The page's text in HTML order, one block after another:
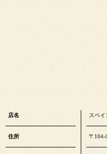
店名 スペイ
住所 〒